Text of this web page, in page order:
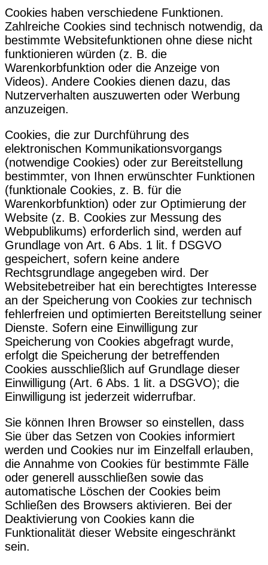
Cookies haben verschiedene Funktionen.
Zahlreiche Cookies sind technisch notwendig, da
bestimmte Websitefunktionen ohne diese nicht
funktionieren würden (z. B. die
Warenkorbfunktion oder die Anzeige von
Videos). Andere Cookies dienen dazu, das
Nutzerverhalten auszuwerten oder Werbung
anzuzeigen.
Cookies, die zur Durchführung des
elektronischen Kommunikationsvorgangs
(notwendige Cookies) oder zur Bereitstellung
bestimmter, von Ihnen erwünschter Funktionen
(funktionale Cookies, z. B. für die
Warenkorbfunktion) oder zur Optimierung der
Website (z. B. Cookies zur Messung des
Webpublikums) erforderlich sind, werden auf
Grundlage von Art. 6 Abs. 1 lit. f DSGVO
gespeichert, sofern keine andere
Rechtsgrundlage angegeben wird. Der
Websitebetreiber hat ein berechtigtes Interesse
an der Speicherung von Cookies zur technisch
fehlerfreien und optimierten Bereitstellung seiner
Dienste. Sofern eine Einwilligung zur
Speicherung von Cookies abgefragt wurde,
erfolgt die Speicherung der betreffenden
Cookies ausschließlich auf Grundlage dieser
Einwilligung (Art. 6 Abs. 1 lit. a DSGVO); die
Einwilligung ist jederzeit widerrufbar.
Sie können Ihren Browser so einstellen, dass
Sie über das Setzen von Cookies informiert
werden und Cookies nur im Einzelfall erlauben,
die Annahme von Cookies für bestimmte Fälle
oder generell ausschließen sowie das
automatische Löschen der Cookies beim
Schließen des Browsers aktivieren. Bei der
Deaktivierung von Cookies kann die
Funktionalität dieser Website eingeschränkt
sein.